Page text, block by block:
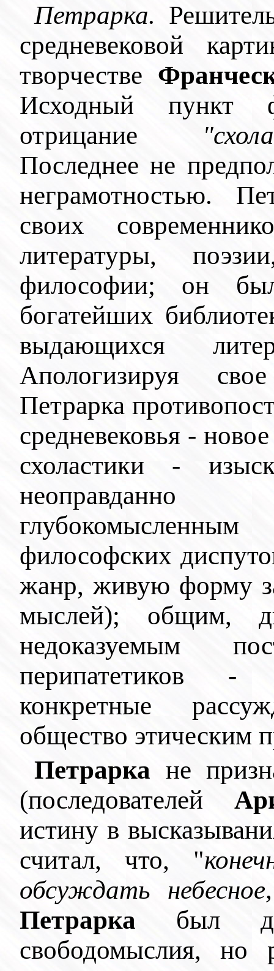
Петрарка.
средневековой
творчестве
Исходный пункт
отрицание
Последнее не
неграмотностью.
своих
литературы,
философии; он
богатейших
выдающихся
Апологизируя
Петрарка
средневековья -
схоластики -
философских
жанр, живую форму
мыслей); общим,
недоказуемым
перипатетиков -
конкретные
общество этическим
Петрарка не
(последователей
истину в
считал, что, "
обсуждать
Петрарка был
свободомыслия, но